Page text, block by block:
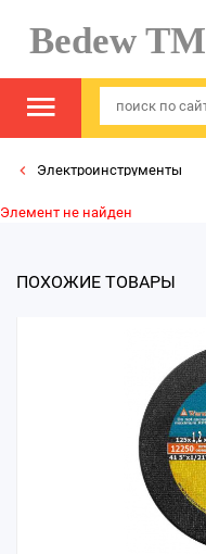
Bedew TM
Электроинструменты
Элемент не найден
ПОХОЖИЕ ТОВАРЫ